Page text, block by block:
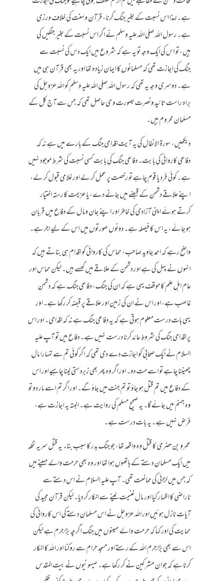
ہے۔ لہذا اس نسبت کے بغیر جنگ کرنا، قرآن وسنت کی خلاف ورزی
ہے۔ رسول اللہ صلی اللہ علیہ وسلم نے اگر اس نسبت کے بغیر جنگیں کی
ہیں، تو اس کی ایک وجہ تو یہ ہے کہ شروع میں ایک دس کی نسبت سے
جنگ کی اجازت تھی کہ مسلمانوں کا ایمان زیادہ تھا اور یہ بھی قرآن ہی میں
ہے۔ دوسری وجہ یہ تھی کہ رسول اللہ صلی اللہ علیہ وسلم کو اللہ عزوجل کی
براہ راست تائید ونصرت بصورت وحی حاصل تھی کہ جس سے آج کل کے
مسلمان محروم ہیں۔
دیکھیں، سورۃ الانفال کی یہ آیت اقدامی جنگ کے بارے میں ہے نہ کہ
دفاعی کاروائی کی بابت۔ دفاعی جنگ کی بابت کسی نسبت کی شرط موجود نہیں
ہے۔ کوئی فرد یا قوم چاہے تو رخصت پر عمل کر لے اور غلامی قبول کر لے،
اپنے علاقے دشمن کے قبضے میں جانے دے، یا عزیمت کا رستہ اختیار
کرتے ہوئے اپنی آزادی کی خاطر اور اپنے جان ومال کے دفاع میں قربان
ہو جائے، یہ اس کا فیصلہ ہے۔ دونوں صورتوں میں اس کے لیے اجر ہے۔
واضح رہے کہ احمد جاوید صاحب، حماس کی کاروائی کو اقدام ہی بناتے ہیں کہ
انہوں نے پہل کی ہے اور دشمن کے علاقے میں گھسے ہیں۔ لیکن حماس اور
عام اہل علم کا موقف یہی ہے کہ ان کی جنگ، دفاعی جنگ ہے کہ دشمن
غاصب ہے، اور اس نے ان کی زمین اور علاقے پر قبضہ کر رکھا ہے۔ اور
یہی بات درست معلوم ہوتی ہے کہ یہ دفاعی جنگ ہے نہ کہ اقدامی۔ اور اس
پر اقدامی جنگ کی شروط عائد کرنا درست نہیں ہے۔ دفاع میں تو آپ علیہ
السلام نے ایک صحابی کو اجازت دے دی تھی کہ اگر کوئی تم سے تمہارا مال
چھیننا چاہے تو اسے مت دو۔ اور اگر وہ پھر بھی زبردستی لینا چاہیے اور اس
کے دفاع میں تم قتل ہو جاؤ تو تم جنت میں جاؤ گے۔ اور اگر تم اسے مار دو تو
وہ جہنم میں جائے گا۔ یہ صحیح مسلم کی روایت ہے۔ البتہ یہ اجازت ہے،
فرض نہیں ہے۔ یہ بات درست ہے۔
عمرو بن حضرمی کا قتل وہ واقعہ تھا، جو جنگ بدر کا سبب بنا۔ یہ قتل سریہ نخلہ
میں ایک مسلمان دستے کے ہاتھوں ہوا تھا اور وہ بھی حرمت والے مہینے میں
کہ جس میں لڑائی کی ممانعت تھی۔ آپ علیہ السلام نے اس دستے سے
ناراضی کا اظہار کیا اور مال غنیمت لینے سے انکار کر دیا۔ لیکن قرآن مجید کی
آیات نازل ہوئیں اور اللہ عزوجل نے اس مسلمان دستے کی اس کاروائی کی
حمایت کی اور کہا کہ حرمت والے مہینوں میں جنگ اگرچہ بڑا جرم ہے لیکن
اس سے بھی بڑا جرم اللہ کے رستے اور مسجد حرام سے روکنا اور اللہ کا انکار
کرنا ہے کہ جو ان مشرکین نے کر رکھا ہے۔ صیہونیوں نے بیت المقدس